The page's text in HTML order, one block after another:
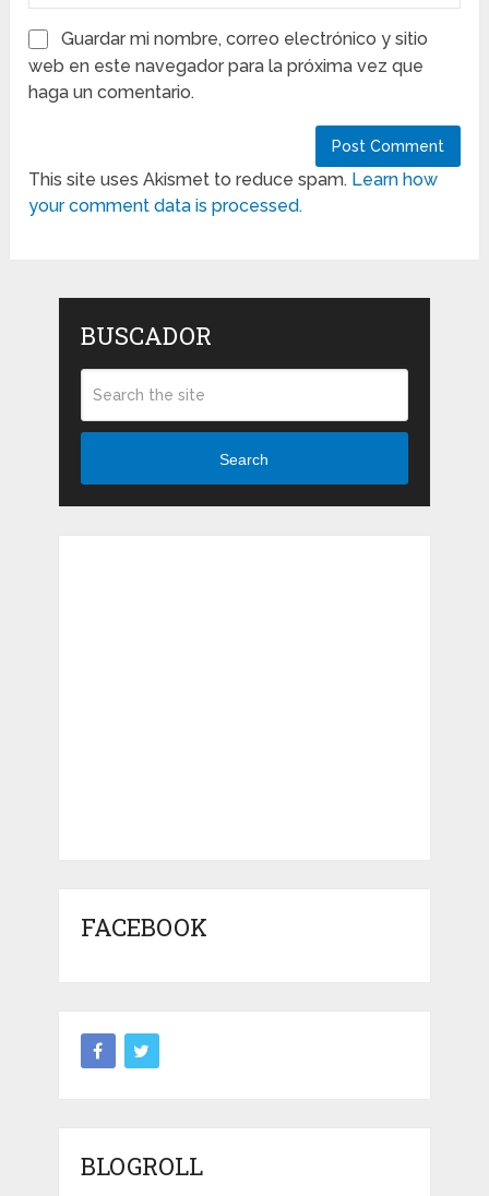
Guardar mi nombre, correo electrónico y sitio
web en este navegador para la próxima vez que
haga un comentario.
This site uses Akismet to reduce spam. Learn how
your comment data is processed.
BUSCADOR
Search
FACEBOOK
BLOGROLL